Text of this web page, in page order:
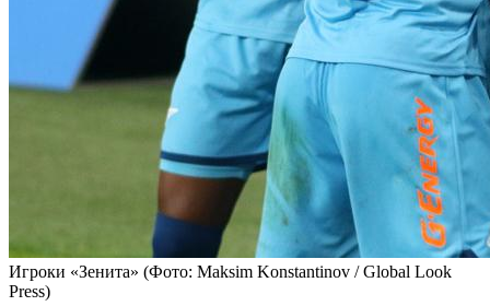
Игроки «Зенита» (Фото: Maksim Konstantinov / Global Look
Press)